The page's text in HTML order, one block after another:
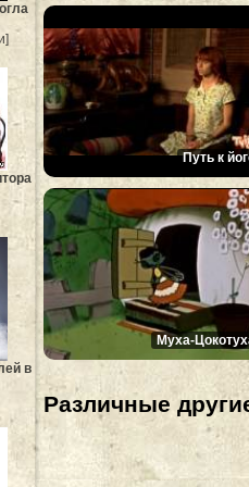
в
Путь к
Муха-
Различные